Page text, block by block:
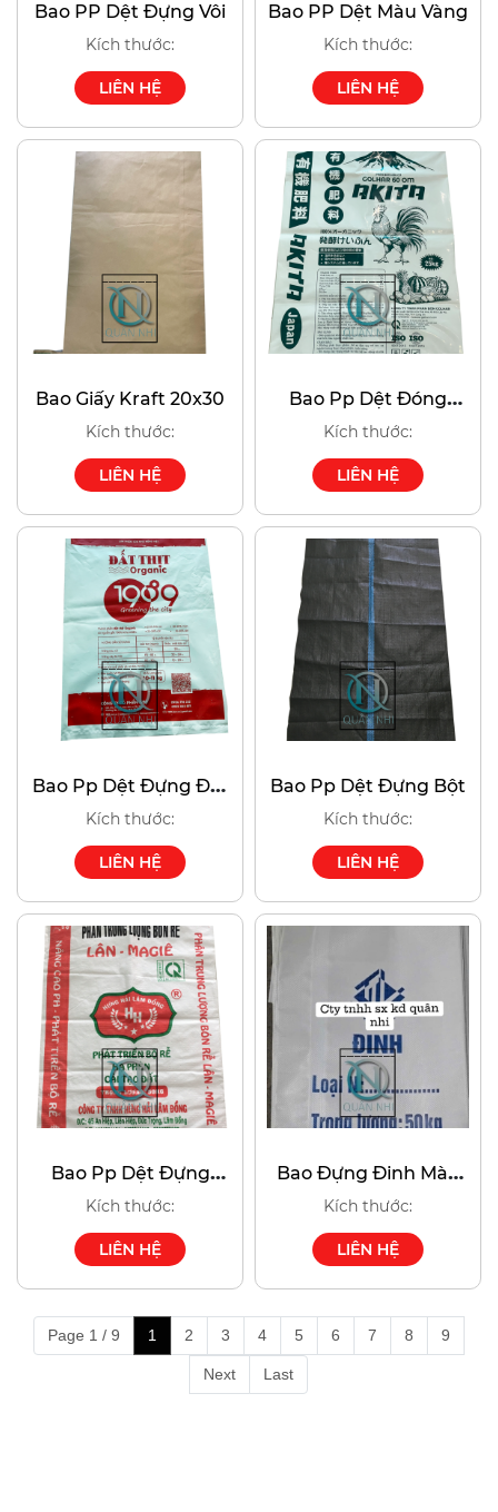
Bao PP Dệt Đựng Vôi
Kích thước:
LIÊN HỆ
Bao PP Dệt Màu Vàng
Kích thước:
LIÊN HỆ
Bao Giấy Kraft 20x30
Kích thước:
LIÊN HỆ
Bao Pp Dệt Đóng
Phân Gà
Kích thước:
LIÊN HỆ
Bao Pp Dệt Đựng Đất
Sạch
Kích thước:
LIÊN HỆ
Bao Pp Dệt Đựng Bột
Kích thước:
LIÊN HỆ
Bao Pp Dệt Đựng
Phân Bón Rễ
Kích thước:
LIÊN HỆ
Bao Đựng Đinh Màu
Trắng
Kích thước:
LIÊN HỆ
Page 1 / 9 1 2 3 4 5 6 7 8 9
Next Last